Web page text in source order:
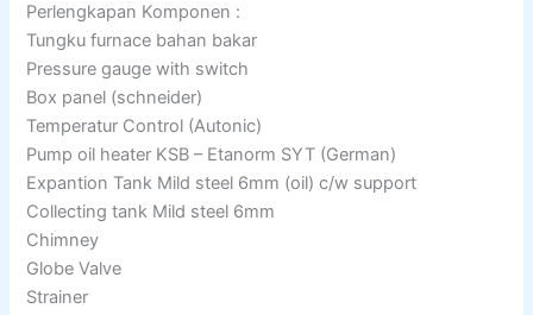
Perlengkapan Komponen :
Tungku furnace bahan bakar
Pressure gauge with switch
Box panel (schneider)
Temperatur Control (Autonic)
Pump oil heater KSB – Etanorm SYT (German)
Expantion Tank Mild steel 6mm (oil) c/w support
Collecting tank Mild steel 6mm
Chimney
Globe Valve
Strainer